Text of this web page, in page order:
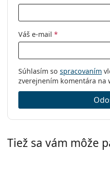
Váš e-mail *
Súhlasím so spracovaním
zverejnením komentára na
Tiež sa vám môže